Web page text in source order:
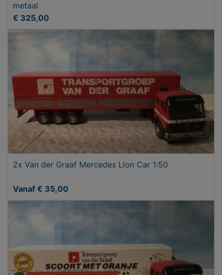
metaal
€ 325,00
2x Van der Graaf Mercedes Lion Car 1:50
Vanaf € 35,00